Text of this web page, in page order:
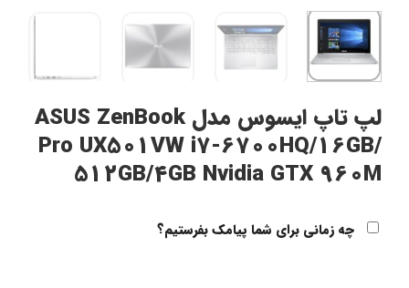
لپ تاپ ایسوس مدل ASUS ZenBook
Pro UX501VW i7-6700HQ/16GB/
512GB/4GB Nvidia GTX 960M
چه زمانی برای شما پیامک بفرستیم؟